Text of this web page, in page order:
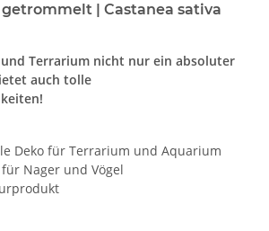
| Castanea sativa
Terrarium nicht nur ein absoluter
auch tolle
Deko für Terrarium und Aquarium
Nager und Vögel